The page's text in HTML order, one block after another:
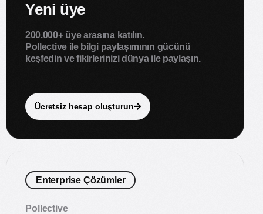
Yeni üye
200.000+ üye arasına katılın.
Pollective ile bilgi paylaşımının gücünü
keşfedin ve fikirlerinizi dünya ile paylaşın.
Ücretsiz hesap oluşturun
Enterprise Çözümler
Pollective